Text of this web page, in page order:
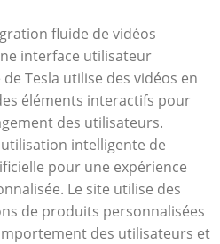
fluide de vidéos
interface utilisateur
Tesla utilise des vidéos en
éléments interactifs pour
des utilisateurs.
intelligente de
pour une expérience
Le site utilise des
de produits personnalisées
des utilisateurs et